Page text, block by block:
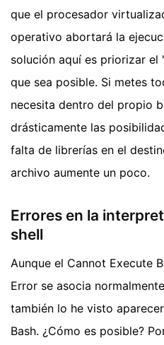
que el procesador
operativo abortará la
solución aquí es priorizar
que sea posible. Si metes
necesita dentro del propio
drásticamente las
falta de librerías en el
archivo aumente un poco.
Errores en la
shell
Aunque el Cannot Execute
Error se asocia
también lo he visto
Bash. ¿Cómo es posible?